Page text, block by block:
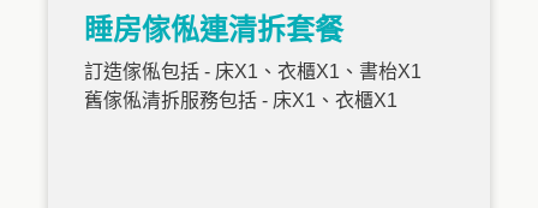
睡房傢俬連清拆套餐
訂造傢俬包括 - 床X1、衣櫃X1、書枱X1
舊傢俬清拆服務包括 - 床X1、衣櫃X1